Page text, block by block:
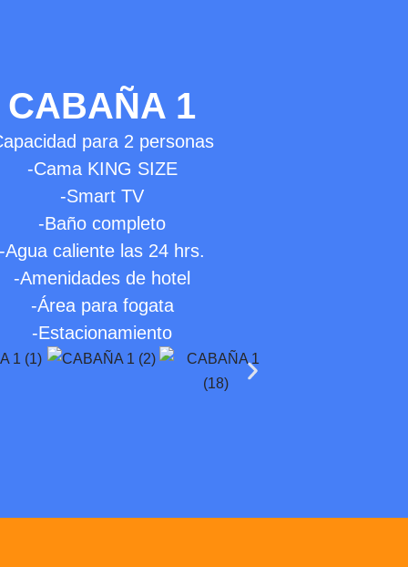
CABAÑA 1
para 2 personas
-Cama KING SIZE
-Smart TV
-Baño completo
-Agua caliente las 24 hrs.
-Amenidades de hotel
-Área para fogata
-Estacionamiento